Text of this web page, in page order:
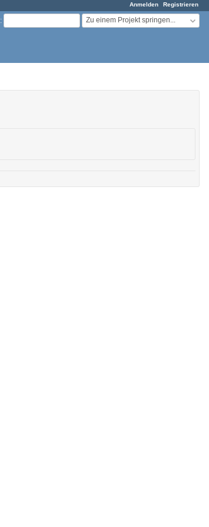
Anmelden Registrieren
: Zu einem Projekt springen...